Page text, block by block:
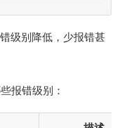
级别降低，少报错甚
报错级别：